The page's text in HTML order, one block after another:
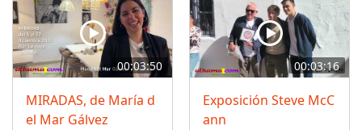
00:03:50
MIRADAS, de María d
el Mar Gálvez
00:03:16
Exposición Steve McC
ann